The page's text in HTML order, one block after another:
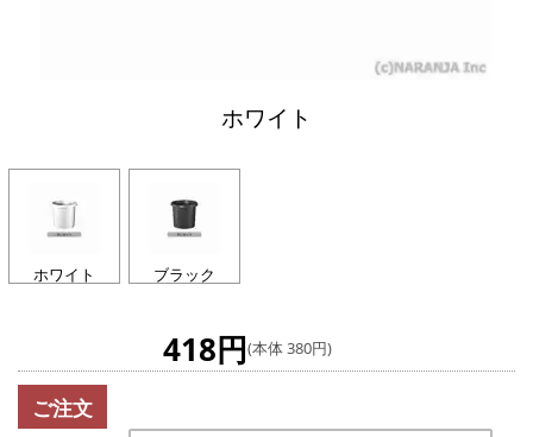
ホワイト
ホワイト ブラック
418円(本体 380円)
ご注文